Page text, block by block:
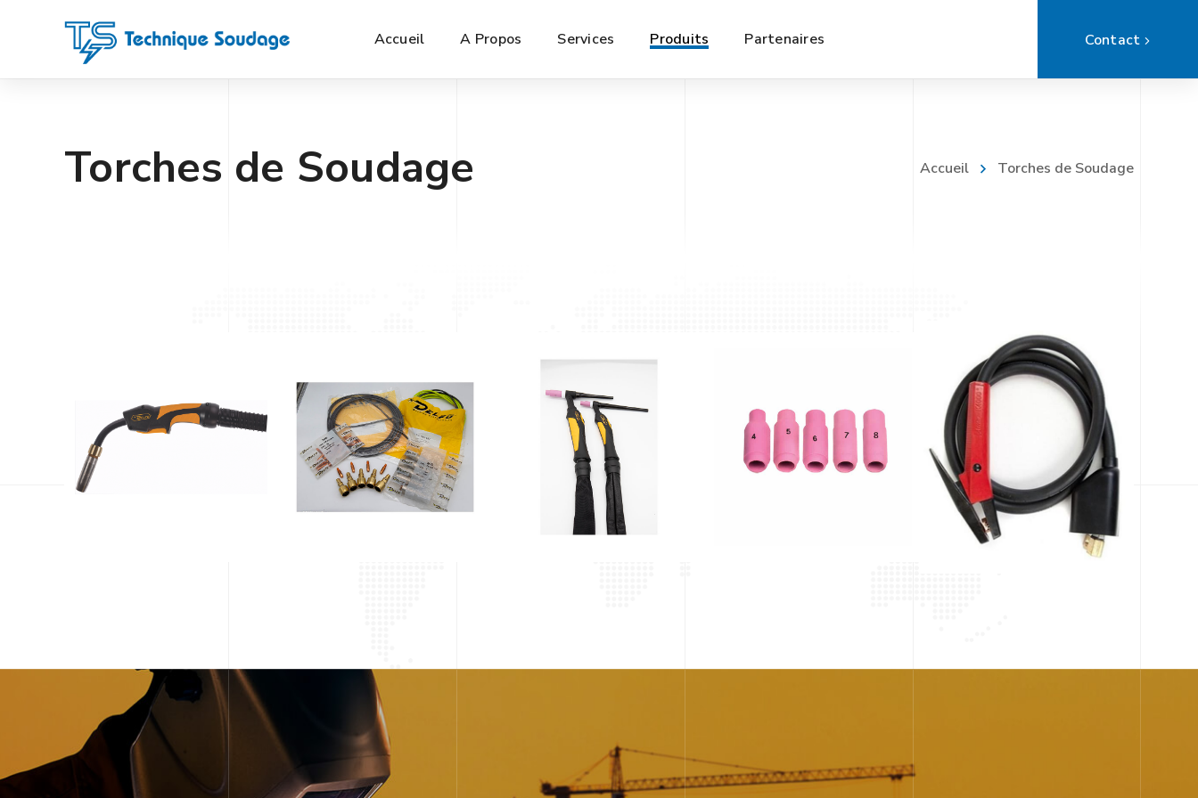
Accueil A Propos Services Produits Partenaires Contact
Torches de Soudage Accueil Torches de Soudage